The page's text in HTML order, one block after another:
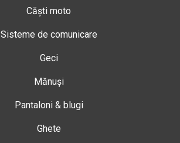
Căști moto
Sisteme de comunicare
Geci
Mănuși
Pantaloni & blugi
Ghete